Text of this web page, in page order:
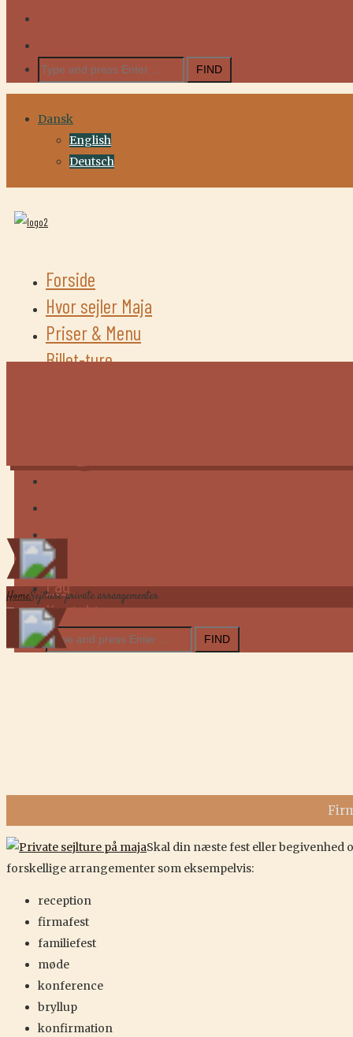
Search
for:
Dansk
English
Deutsch
Forside
Hvor sejler Maja
Priser & Menu
Billet-ture
Forside
Billet-ture
Faq
Kontakt
Search
for:
HomeSejlture private arrangementer
Skal din næste fest eller begivenhed
forskellige arrangementer som eksempelvis:
reception
firmafest
familiefest
møde
konference
bryllup
konfirmation